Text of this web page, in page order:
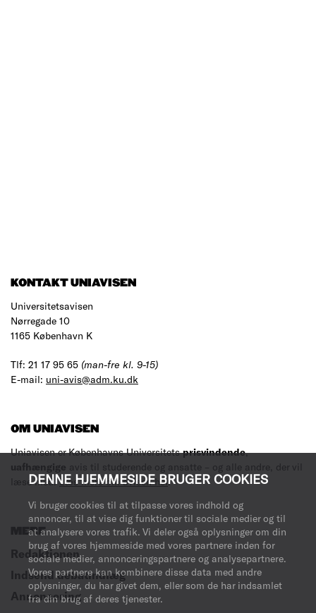
DENNE HJEMMESIDE BRUGER COOKIES
Vi bruger cookies til at tilpasse vores indhold og
annoncer, til at vise dig funktioner til sociale medier og til
at analysere vores trafik. Vi deler også oplysninger om din
brug af vores hjemmeside med vores partnere inden for
sociale medier, annonceringspartnere og analysepartnere.
Vores partnere kan kombinere disse data med andre
oplysninger, du har givet dem, eller som de har indsamlet
fra din brug af deres tjenester.
KONTAKT UNIAVISEN
Universitetsavisen
Nørregade 10
1165 København K
Tlf: 21 17 95 65 (man-fre kl. 9-15)
E-mail: uni-avis@adm.ku.dk
OM UNIAVISEN
Uniavisen er Københavns Universitetsprisvindende,
uafhængige avis til studerende og ansatte – og alle andre, der vil
læse med.Læs mere om avisen her.
MERE
Redaktionen
Indsend debatindlæg
Annoncering